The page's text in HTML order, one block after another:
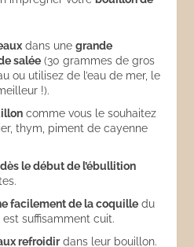
dans unegrande
salée (30 grammes de gros
ou utilisez de l’eau de mer, le
!).
comme vous le souhaitez
thym, piment de cayenne
dès le début de l’ébullition
facilement de la coquille du
est suffisamment cuit.
refroidirdans leur bouillon.